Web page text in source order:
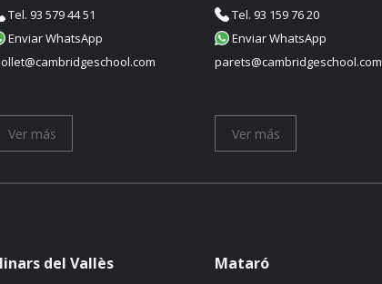
Tel. 93 579 44 51
Enviar WhatsApp
Ver más
Tel. 93 159 76 20
Enviar WhatsApp
parets@cambridgeschool.com
Ver más
del Vallès Mataró